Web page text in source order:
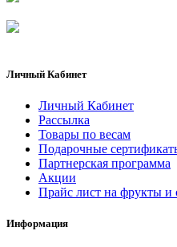
Личный Кабинет
Личный Кабинет
Рассылка
Товары по весам
Подарочные
Партнерская программа
Акции
Прайс лист на фрукты
Информация